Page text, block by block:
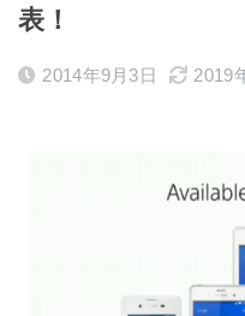
表！
2014年9月3日 2019